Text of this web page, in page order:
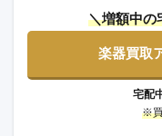
＼増額中の
楽器買取
宅配
※買